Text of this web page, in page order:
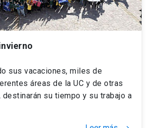
sus vacaciones, miles de
áreas de la UC y de otras
su tiempo y su trabajo a